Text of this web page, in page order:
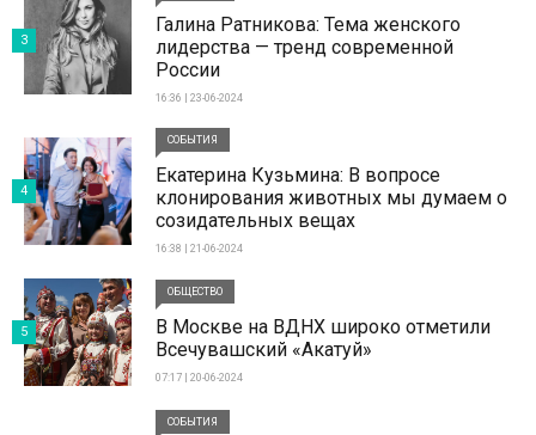
Галина Ратникова: Тема женского
лидерства — тренд современной
России
16:36 | 23-06-2024
3
СОБЫТИЯ
Екатерина Кузьмина: В вопросе
клонирования животных мы думаем о
созидательных вещах
16:38 | 21-06-2024
4
ОБЩЕСТВО
В Москве на ВДНХ широко отметили
Всечувашский «Акатуй»
07:17 | 20-06-2024
5
СОБЫТИЯ